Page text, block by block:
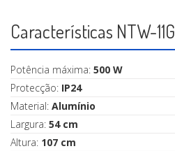
Características NTW-11G
Potência máxima: 500 W
Protecção: IP24
Material: Alumínio
Largura: 54 cm
Altura: 107 cm